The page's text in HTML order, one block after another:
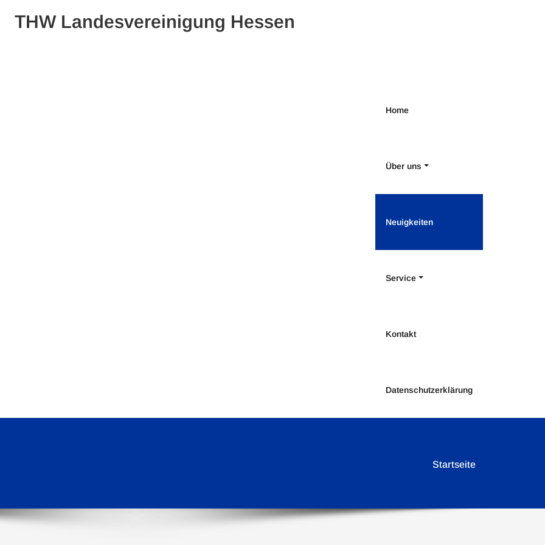
THW Landesvereinigung Hessen
Home
Über uns
Neuigkeiten
Service
Kontakt
Datenschutzerklärung
Startseite